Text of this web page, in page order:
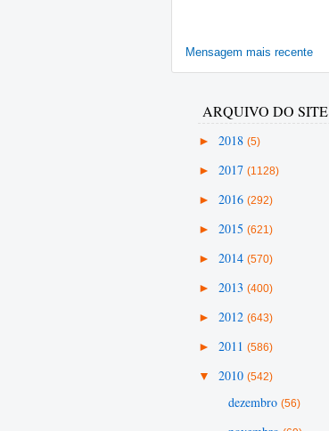
Mensagem mais recente
ARQUIVO DO SITE
► 2018 (5)
► 2017 (1128)
► 2016 (292)
► 2015 (621)
► 2014 (570)
► 2013 (400)
► 2012 (643)
► 2011 (586)
▼ 2010 (542)
dezembro (56)